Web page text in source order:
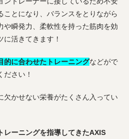
ことになり、バランスをとりながら
や瞬発力、柔軟性を持った筋肉を効
活きてきます！
的に合わせたトレーニングなどがで
ださい！
欠かせない栄養がたくさん入ってい
レーニングを指導してきたAXIS